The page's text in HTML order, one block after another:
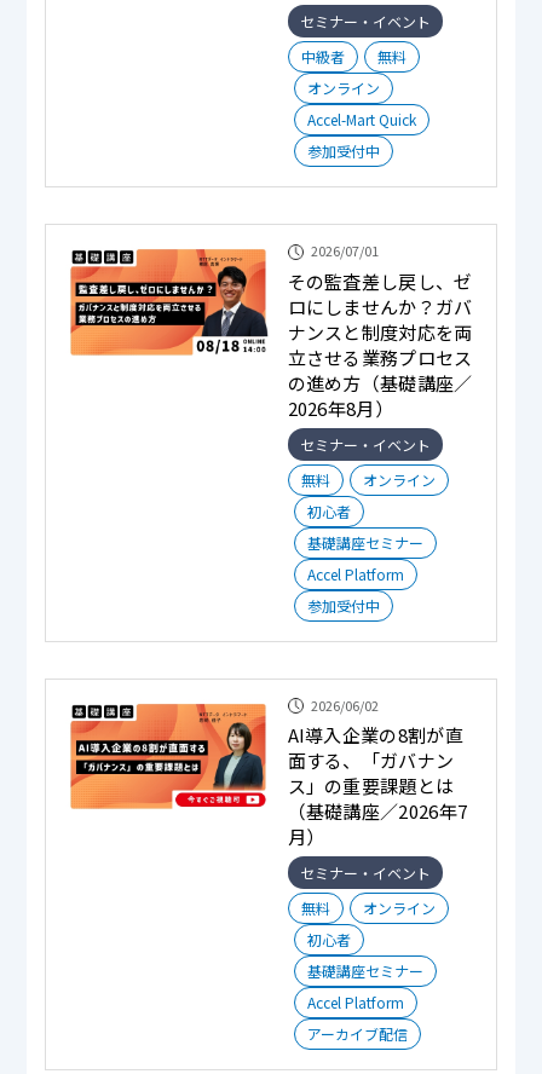
セミナー・イベント
中級者
無料
オンライン
Accel-Mart Quick
参加受付中
2026/07/01
その監査差し戻し、ゼ
ロにしませんか？ガバ
ナンスと制度対応を両
立させる業務プロセス
の進め方（基礎講座／
2026年8月）
セミナー・イベント
無料
オンライン
初心者
基礎講座セミナー
Accel Platform
参加受付中
2026/06/02
AI導入企業の8割が直
面する、「ガバナン
ス」の重要課題とは
（基礎講座／2026年7
月）
セミナー・イベント
無料
オンライン
初心者
基礎講座セミナー
Accel Platform
アーカイブ配信